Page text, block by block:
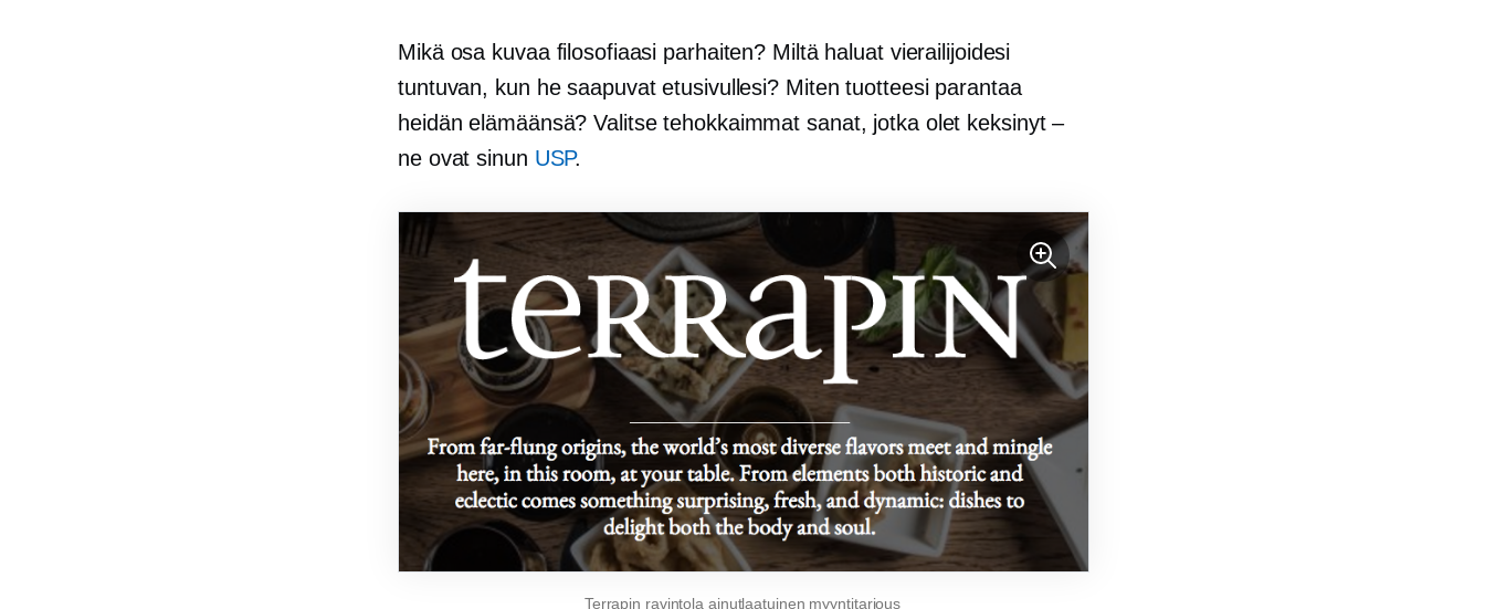
Mikä osa kuvaa filosofiaasi parhaiten? Miltä haluat vierailijoidesi
tuntuvan, kun he saapuvat etusivullesi? Miten tuotteesi parantaa
heidän elämäänsä? Valitse tehokkaimmat sanat, jotka olet keksinyt –
ne ovat sinun USP.
Terrapin ravintola ainutlaatuinen myyntitarjous